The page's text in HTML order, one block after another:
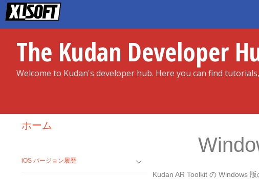
Skip
to
The Kudan Developer
Welcome to Kudan's developer hub. Here you can find
Kudan AR Toolkit の Windows
ホーム
iOS バージョン履歴